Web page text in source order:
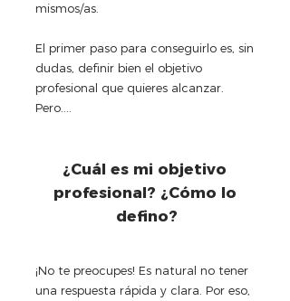
mismos/as.
El primer paso para conseguirlo es, sin
dudas, definir bien el objetivo
profesional que quieres alcanzar.
Pero....
¿Cuál es mi objetivo
profesional? ¿Cómo lo
defino?
¡No te preocupes! Es natural no tener
una respuesta rápida y clara. Por eso,